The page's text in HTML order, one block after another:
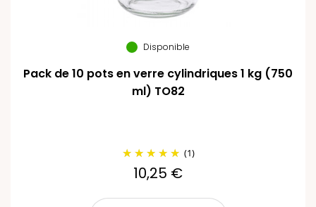
Disponible
Pack de 10 pots en verre cylindriques 1 kg (750
ml) TO82
(1)
10,25 €